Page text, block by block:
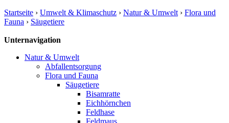
Startseite › Umwelt & Klimaschutz › Natur & Umwelt › Flora und
Fauna › Säugetiere
Unternavigation
Natur & Umwelt
Abfallentsorgung
Flora und Fauna
Säugetiere
Bisamratte
Eichhörnchen
Feldhase
Feldmaus